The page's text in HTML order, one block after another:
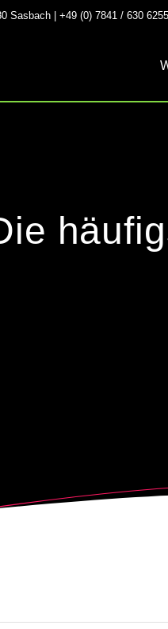
Sasbach | +49 (0) 7841 / 630 6255